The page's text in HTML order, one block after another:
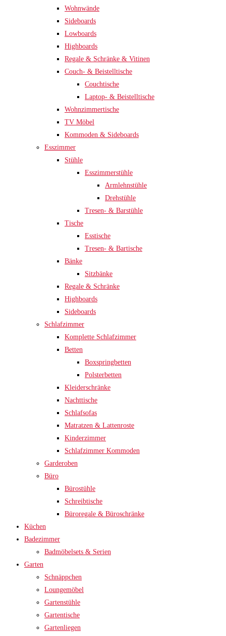
Wohnwände
Sideboards
Lowboards
Highboards
Regale & Schränke & Vitinen
Couch- & Beistelltische
Couchtische
Laptop- & Beistelltische
Wohnzimmertische
TV Möbel
Kommoden & Sideboards
Esszimmer
Stühle
Esszimmerstühle
Armlehnstühle
Drehstühle
Tresen- & Barstühle
Tische
Esstische
Tresen- & Bartische
Bänke
Sitzbänke
Regale & Schränke
Highboards
Sideboards
Schlafzimmer
Komplette Schlafzimmer
Betten
Boxspringbetten
Polsterbetten
Kleiderschränke
Nachttische
Schlafsofas
Matratzen & Lattenroste
Kinderzimmer
Schlafzimmer Kommoden
Garderoben
Büro
Bürostühle
Schreibtische
Büroregale & Büroschränke
Küchen
Badezimmer
Badmöbelsets & Serien
Garten
Schnäppchen
Loungemöbel
Gartenstühle
Gartentische
Gartenliegen